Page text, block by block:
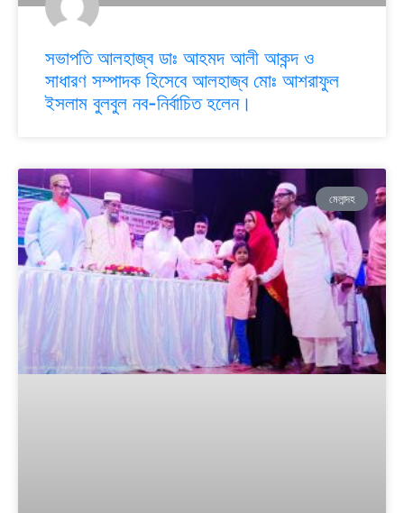
সভাপতি আলহাজ্ব ডাঃ আহমদ আলী আকন্দ ও
সাধারণ সম্পাদক হিসেবে আলহাজ্ব মোঃ আশরাফুল
ইসলাম বুলবুল নব-নির্বাচিত হলেন।
মেলান্দহ